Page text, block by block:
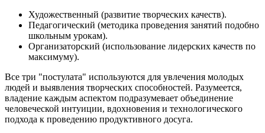
Художественный (развитие творческих качеств).
Педагогический (методика проведения занятий подобно
школьным урокам).
Организаторский (использование лидерских качеств по
максимуму).
Все три "постулата" используются для увлечения молодых
людей и выявления творческих способностей. Разумеется,
владение каждым аспектом подразумевает объединение
человеческой интуиции, вдохновения и технологического
подхода к проведению продуктивного досуга.